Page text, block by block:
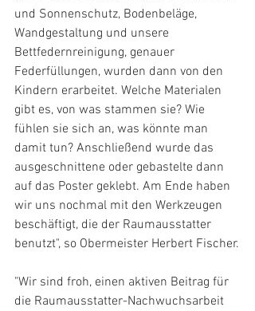
und Sonnenschutz, Bodenbeläge,
Wandgestaltung und unsere
Bettfedernreinigung, genauer
Federfüllungen, wurden dann von den
Kindern erarbeitet. Welche Materialen
gibt es, von was stammen sie? Wie
fühlen sie sich an, was könnte man
damit tun? Anschließend wurde das
ausgeschnittene oder gebastelte dann
auf das Poster geklebt. Am Ende haben
wir uns nochmal mit den Werkzeugen
beschäftigt, die der Raumausstatter
benutzt", so Obermeister Herbert Fischer.
"Wir sind froh, einen aktiven Beitrag für
die Raumausstatter-Nachwuchsarbeit